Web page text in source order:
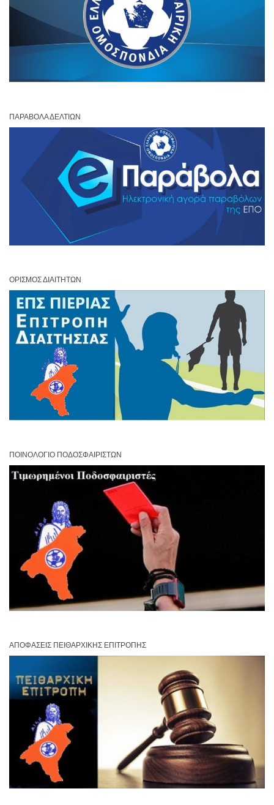
ΠΑΡΆΒΟΛΑ ΔΕΛΤΊΩΝ
ΟΡΙΣΜΌΣ ΔΙΑΙΤΗΤΏΝ
ΠΟΙΝΟΛΌΓΙΟ ΠΟΔΟΣΦΑΙΡΙΣΤΏΝ
ΑΠΟΦΆΣΕΙΣ ΠΕΙΘΑΡΧΙΚΉΣ ΕΠΙΤΡΟΠΉΣ